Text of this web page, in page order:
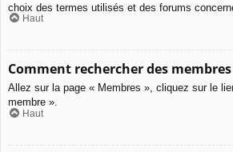
choix des termes utilisés et des forums
Haut
Comment rechercher des membres
Allez sur la page « Membres », cliquez sur le
membre ».
Haut